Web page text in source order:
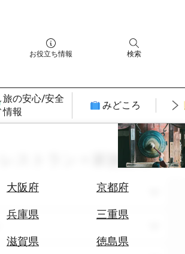
お役立ち情報 検索
旅の安心/安全
情報
みどころ
大阪府
京都府
兵庫県
三重県
滋賀県
徳島県
レストラン × 家族旅行